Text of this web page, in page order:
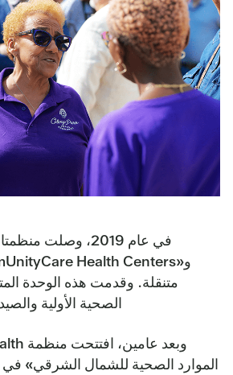
متنقلة. وقدمت هذه الوحدة
الصحية الأولية
الموارد الصحية للشمال الشرقي»